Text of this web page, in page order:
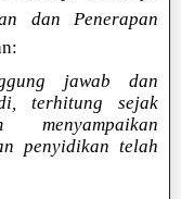
dan Penerapan
jawab dan
terhitung sejak
penyidikan telah